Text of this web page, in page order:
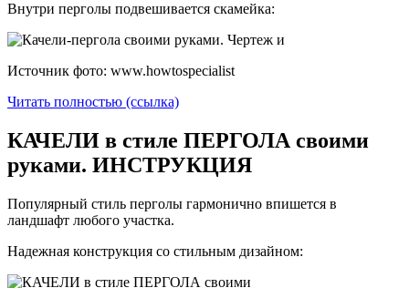
Внутри перголы подвешивается скамейка:
Источник фото: www.howtospecialist
Читать полностью (ссылка)
КАЧЕЛИ в стиле ПЕРГОЛА своими
руками. ИНСТРУКЦИЯ
Популярный стиль перголы гармонично впишется в
ландшафт любого участка.
Надежная конструкция со стильным дизайном: